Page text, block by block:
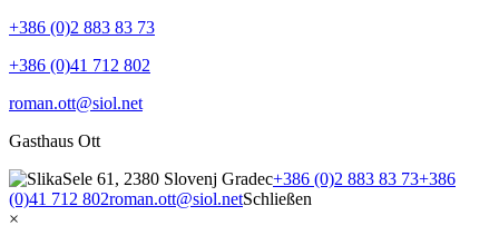
+386 (0)2 883 83 73
+386 (0)41 712 802
roman.ott@siol.net
Gasthaus Ott
Sele 61, 2380 Slovenj Gradec+386 (0)2 883 83 73+386
(0)41 712 802roman.ott@siol.netSchließen
×